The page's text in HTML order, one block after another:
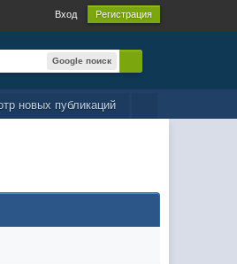
Вход Регистрация
Google поиск
новых публикаций